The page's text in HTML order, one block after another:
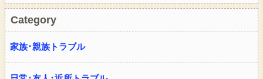
Category
家族･親族トラブル